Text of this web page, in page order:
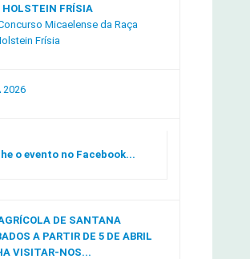
HOLSTEIN FRÍSIA
o evento no Facebook...
DE SANTANA
A PARTIR DE 5 DE ABRIL
VISITAR-NOS...